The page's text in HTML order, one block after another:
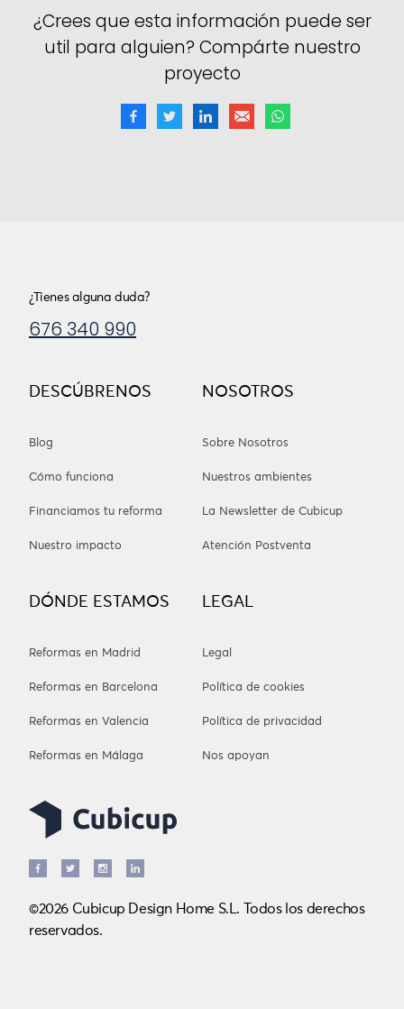
¿Crees que esta información puede ser
util para alguien? Compárte nuestro
proyecto
DESCÚBRENOS
Blog
Cómo funciona
Financiamos tu reforma
Nuestro impacto
NOSOTROS
Sobre Nosotros
Nuestros ambientes
La Newsletter de Cubicup
Atención Postventa
DÓNDE ESTAMOS
Reformas en Madrid
Reformas en Barcelona
Reformas en Valencia
Reformas en Málaga
LEGAL
Legal
Política de cookies
Política de privacidad
Nos apoyan
¿Tienes alguna duda?
676 340 990
©2026 Cubicup Design Home S.L. Todos los derechos
reservados.